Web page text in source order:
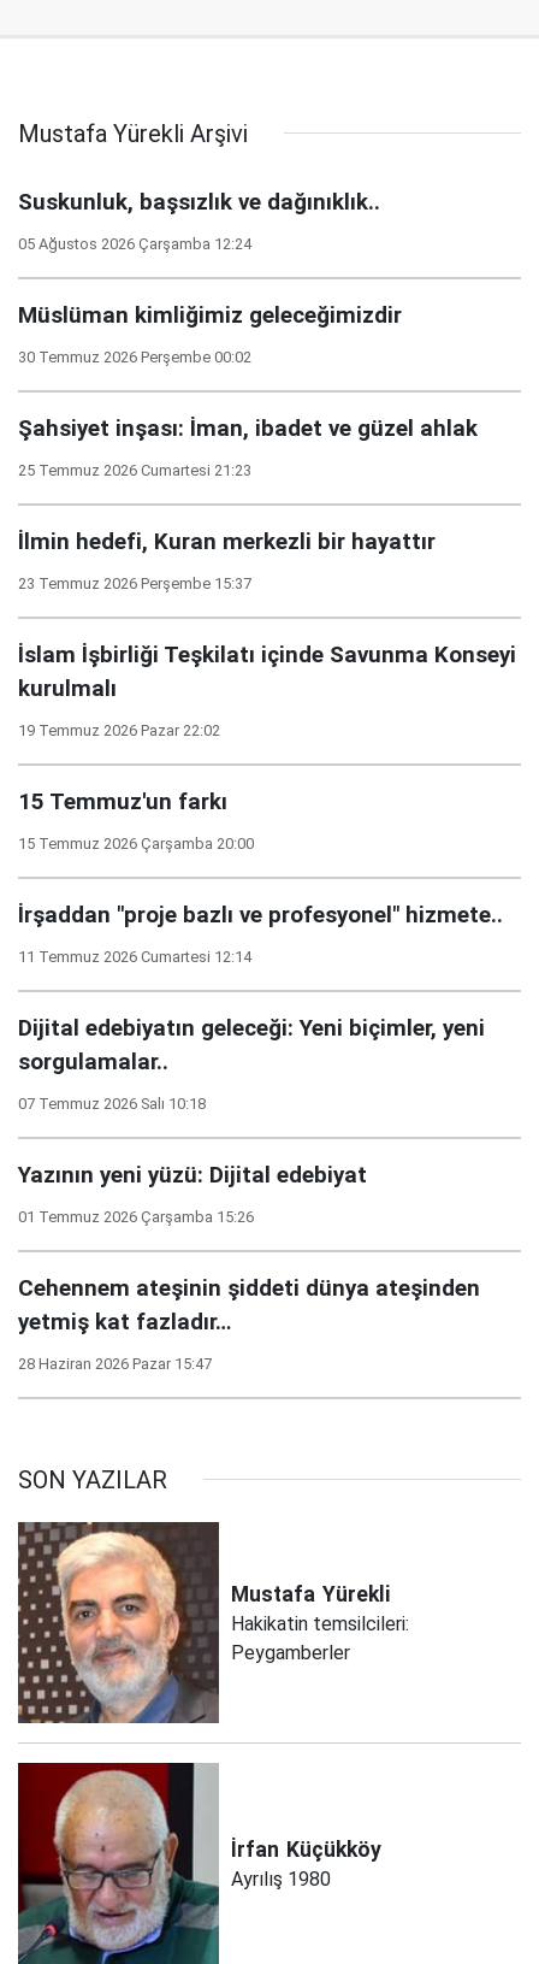
Mustafa Yürekli Arşivi
Suskunluk, başsızlık ve dağınıklık..
05 Ağustos 2026 Çarşamba 12:24
Müslüman kimliğimiz geleceğimizdir
30 Temmuz 2026 Perşembe 00:02
Şahsiyet inşası: İman, ibadet ve güzel ahlak
25 Temmuz 2026 Cumartesi 21:23
İlmin hedefi, Kuran merkezli bir hayattır
23 Temmuz 2026 Perşembe 15:37
İslam İşbirliği Teşkilatı içinde Savunma Konseyi
kurulmalı
19 Temmuz 2026 Pazar 22:02
15 Temmuz'un farkı
15 Temmuz 2026 Çarşamba 20:00
İrşaddan "proje bazlı ve profesyonel" hizmete..
11 Temmuz 2026 Cumartesi 12:14
Dijital edebiyatın geleceği: Yeni biçimler, yeni
sorgulamalar..
07 Temmuz 2026 Salı 10:18
Yazının yeni yüzü: Dijital edebiyat
01 Temmuz 2026 Çarşamba 15:26
Cehennem ateşinin şiddeti dünya ateşinden
yetmiş kat fazladır…
28 Haziran 2026 Pazar 15:47
SON YAZILAR
Mustafa Yürekli
Hakikatin temsilcileri:
Peygamberler
İrfan Küçükköy
Ayrılış 1980